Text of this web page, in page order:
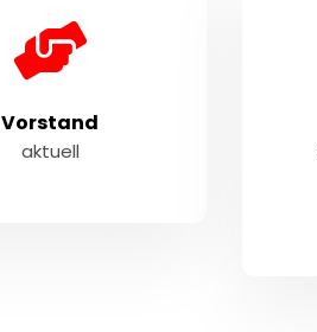
Vorstand
aktuell